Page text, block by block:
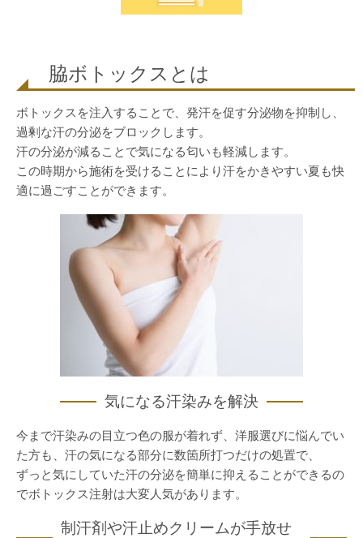
脇ボトックスとは
ボトックスを注入することで、発汗を促す分泌物を抑制し、
過剰な汗の分泌をブロックします。
汗の分泌が減ることで気になる匂いも軽減します。
この時期から施術を受けることにより汗をかきやすい夏も快
適に過ごすことができます。
気になる汗染みを解決
今まで汗染みの目立つ色の服が着れず、洋服選びに悩んでい
た方も、汗の気になる部分に数箇所打つだけの処置で、
ずっと気にしていた汗の分泌を簡単に抑えることができるの
でボトックス注射は大変人気があります。
制汗剤や汗止めクリームが手放せ